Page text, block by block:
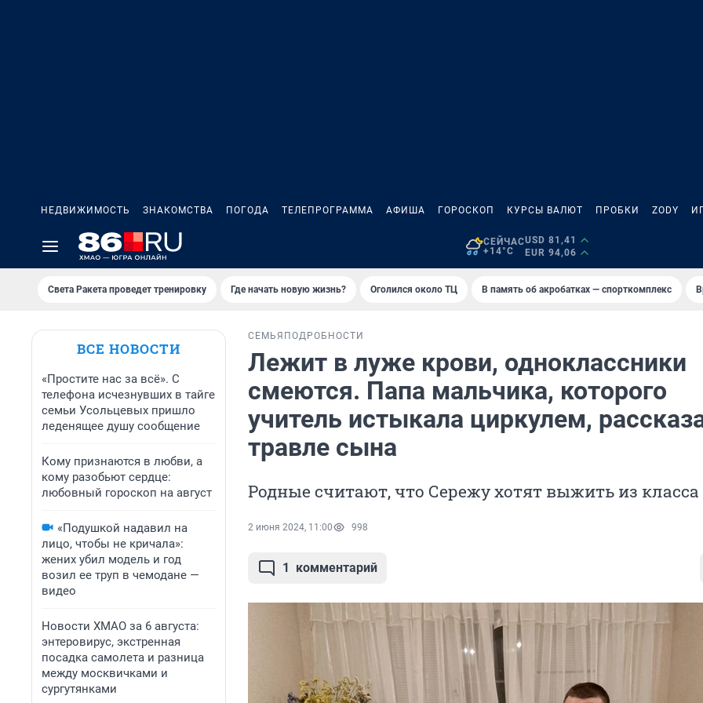
НЕДВИЖИМОСТЬ ЗНАКОМСТВА ПОГОДА ТЕЛЕПРОГРАММА АФИША ГОРОСКОП КУРСЫ ВАЛЮТ ПРОБКИ ZODY
СЕЙЧАС
+14°C
USD 81,41
EUR 94,06
Света Ракета проведет тренировку Где начать новую жизнь? Оголился около ТЦ В память об акробатках — спорткомплекс
ВСЕ НОВОСТИ
«Простите нас за всё». С
телефона исчезнувших в тайге
семьи Усольцевых пришло
леденящее душу сообщение
Кому признаются в любви, а
кому разобьют сердце:
любовный гороскоп на август
«Подушкой надавил на
лицо, чтобы не кричала»:
жених убил модель и год
возил ее труп в чемодане —
видео
Новости ХМАО за 6 августа:
энтеровирус, экстренная
посадка самолета и разница
между москвичками и
сургутянками
СЕМЬЯ ПОДРОБНОСТИ
Лежит в луже крови, одноклассники
смеются. Папа мальчика, которого
учитель истыкала циркулем,
травле сына
Родные считают, что Сережу хотят выжить из класса
2 июня 2024, 11:00 998
1 комментарий